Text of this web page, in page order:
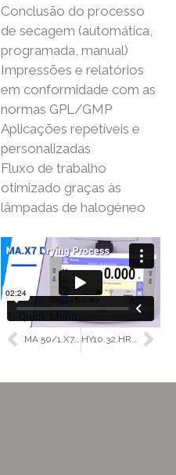
Conclusão do processo
de secagem (automática,
programada, manual)
Impressões e relatórios
em conformidade com as
normas GPL/GMP
Aplicações repetíveis e
personalizadas
Fluxo de trabalho
otimizado graças às
lâmpadas de halogéneo
MA 50/1.X7.A